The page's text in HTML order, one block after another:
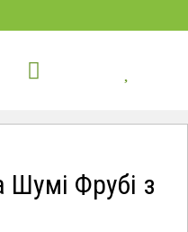
Фрубі з